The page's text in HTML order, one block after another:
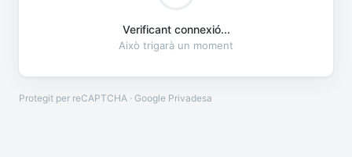
Verificant connexió...
Això trigarà un moment
Protegit per reCAPTCHA · Google Privadesa